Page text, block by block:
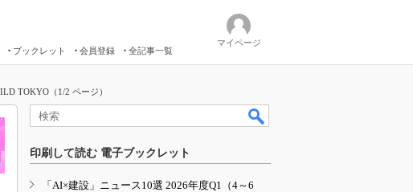
ブックレット 会員登録 全記事一覧
マイページ
TOKYO（1/2 ページ）
印刷して読む 電子ブックレット
「AI×建設」ニュース10選 2026年度Q1（4～6